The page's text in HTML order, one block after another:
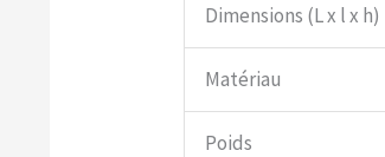
Dimensions (L x l x h)
Matériau
Poids